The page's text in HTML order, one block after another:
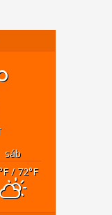
sáb
/ 72°F